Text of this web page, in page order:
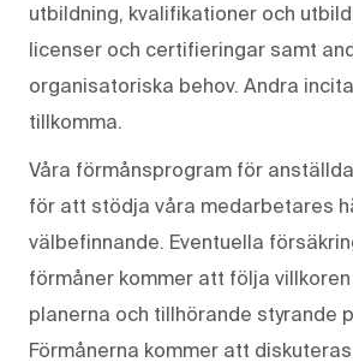
utbildning, kvalifikationer och
licenser och certifieringar samt
organisatoriska behov. Andra
tillkomma.
Våra förmånsprogram för
för att stödja våra medarbetares
välbefinnande. Eventuella
förmåner kommer att följa
planerna och tillhörande styrande
Förmånerna kommer att